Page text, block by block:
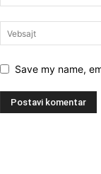
Save my name,